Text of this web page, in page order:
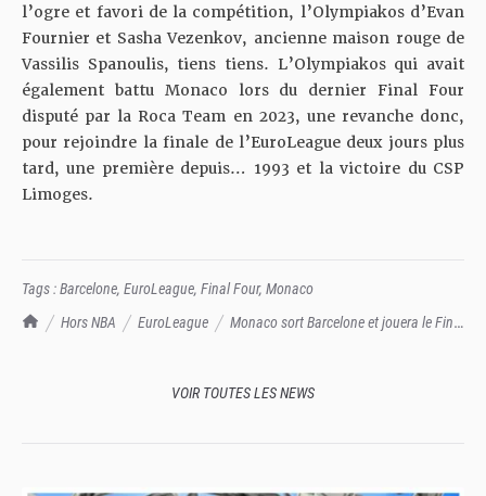
TrashTalk Actu NBA
Hors NBA EuroLeague
Monaco sort Barcelone et jouera le Final
l’ogre et favori de la compétition, l’Olympiakos d’Evan
Fournier et Sasha Vezenkov, ancienne maison rouge de
Vassilis Spanoulis, tiens tiens. L’Olympiakos qui avait
également battu Monaco lors du dernier Final Four
disputé par la Roca Team en 2023, une revanche donc,
pour rejoindre la finale de l’EuroLeague deux jours plus
tard, une première depuis… 1993 et la victoire du CSP
Limoges.
Tags :Barcelone, EuroLeague, Final Four, Monaco
VOIR TOUTES LES NEWS